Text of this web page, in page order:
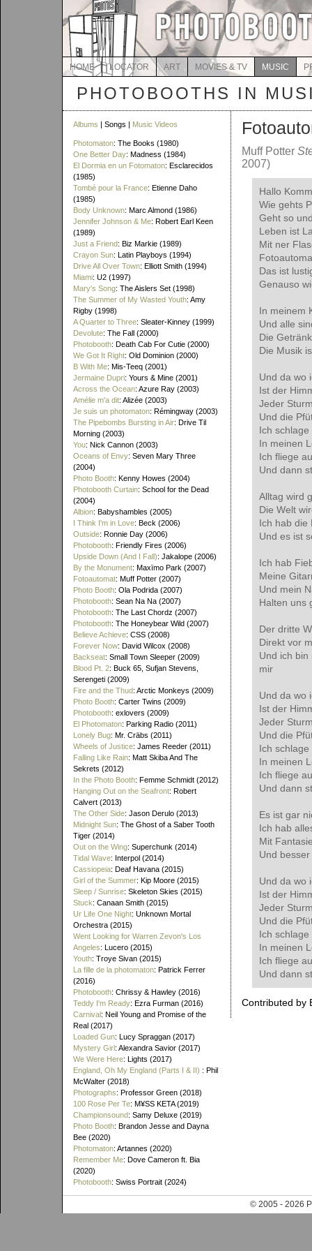
HOME LOCATOR ART MOVIES & TV MUSIC
PHOTOBOOTHS IN
Albums | Songs | Music Videos
Photomaton: The Books (1980)
One Better Day: Madness (1984)
El Dormia en un Fotomaton: Esclarecidos
(1985)
Tombé pour la France: Etienne Daho
(1985)
Body Unknown: Marc Almond (1986)
Jennifer Johnson & Me: Robert Earl Keen
(1989)
Just a Friend: Biz Markie (1989)
Crayon Sun: Latin Playboys (1994)
Drive All Over Town: Elliott Smith (1994)
Miami: U2 (1997)
Mary's Song: The Aislers Set (1998)
The Summer of My Wasted Youth: Amy
Rigby (1998)
A Quarter to Three: Sleater-Kinney (1999)
Devolute: The Fall (2000)
Photobooth: Death Cab For Cutie (2000)
We Got It Right: Old Dominion (2000)
B With Me: Mis-Teeq (2001)
Jermaine Dupri: Yours & Mine (2001)
Across the Ocean: Azure Ray (2003)
Amélie m'a dit: Alizée (2003)
Je suis un photomaton: Rémingway (2003)
The Pipebombs Bursting in Air: Drive Til
Morning (2003)
You: Nick Cannon (2003)
Oceans of Envy: Seven Mary Three
(2004)
Photo Booth: Kenny Howes (2004)
Photobooth Curtain: School for the Dead
(2004)
Albion: Babyshambles (2005)
I Think I'm in Love: Beck (2006)
Outside: Ronnie Day (2006)
Photobooth: Friendly Fires (2006)
Upside Down (And I Fall): Jakalope (2006)
By the Monument: Maxïmo Park (2007)
Fotoautomat: Muff Potter (2007)
Photo Booth: Ola Podrida (2007)
Photobooth: Sean Na Na (2007)
Photobooth: The Last Chordz (2007)
Photobooth: The Honeybear Wild (2007)
Believe Achieve: CSS (2008)
Forever Now: David Wilcox (2008)
Backseat: Small Town Sleeper (2009)
Blood Pt. 2: Buck 65, Sufjan Stevens,
Serengeti (2009)
Fire and the Thud: Arctic Monkeys (2009)
Photo Booth: Carter Twins (2009)
Photobooth: exlovers (2009)
El Photomaton: Parking Radio (2011)
Lonely Bug: Mr. Cräbs (2011)
Wheels of Justice: James Reeder (2011)
Falling Like Rain: Matt Skiba And The
Sekrets (2012)
In the Photo Booth: Femme Schmidt (2012)
Hanging Out on the Seafront: Robert
Calvert (2013)
The Other Side: Jason Derulo (2013)
Midnight Sun: The Ghost of a Saber Tooth
Tiger (2014)
Out on the Wing: Superchunk (2014)
Tidal Wave: Interpol (2014)
Cassiopeia: Deaf Havana (2015)
Girl of the Summer: Kip Moore (2015)
Sleep / Sunrise: Skeleton Skies (2015)
Stuck: Canaan Smith (2015)
Ur Life One Night: Unknown Mortal
Orchestra (2015)
Went Looking for Warren Zevon's Los
Angeles: Lucero (2015)
Youth: Troye Sivan (2015)
La fille de la photomaton: Patrick Ferrer
(2016)
Photobooth: Chrissy & Hawley (2016)
Teddy I'm Ready: Ezra Furman (2016)
Carnival: Neil Young and Promise of the
Real (2017)
Loaded Gun: Lucy Spraggan (2017)
Mystery Girl: Alexandra Savior (2017)
We Were Here: Lights (2017)
England, Oh My England (Parts I & II) : Phil
McWalter (2018)
Photographs: Professor Green (2018)
100 Rose Per Te: M¥SS KETA (2019)
Championsound: Samy Deluxe (2019)
Photo Booth: Brandon Jesse and Dayna
Bee (2020)
Photomaton: Artannes (2020)
Remember Me: Dove Cameron ft. Bia
(2020)
Photobooth: Swiss Portrait (2024)
Muff Potter
2007)
Hallo
Wie gehts
Geht so
Leben ist
Mit ner
Das ist
Genauso
In meinem
Und alle
Die
Die Musik
Und da wo
Ist der
Jeder
Und die
Ich
In meinen
Ich fliege
Und dann
Alltag wird
Die Welt
Ich hab die
Und es ist
Ich hab
Meine
Und mein
Halten uns
Der dritte
Direkt vor
Und ich bin
mir
Und da wo
Ist der
Jeder
Und die
Ich
In meinen
Ich fliege
Und dann
Es ist gar
Ich hab
Mit
Und
Und da wo
Ist der
Jeder
Und die
Ich
In meinen
Ich fliege
Und dann
Contributed by
© 2005 - 2026